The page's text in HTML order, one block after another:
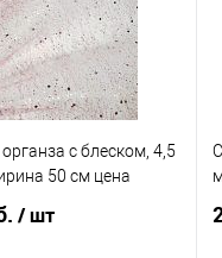
с блеском, 4,5
50 см цена
/ шт